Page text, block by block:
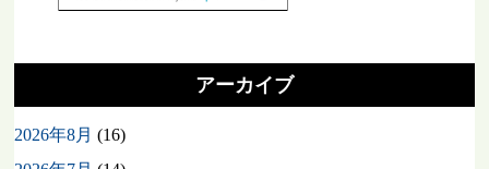
アーカイブ
2026年8月 (16)